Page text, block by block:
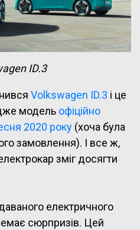
ID.3
Volkswagen ID.3 і це
модель офіційно
2020 року (хоча була
замовлення). І все ж,
зміг досягти
електричного
сюрпризів. Цей